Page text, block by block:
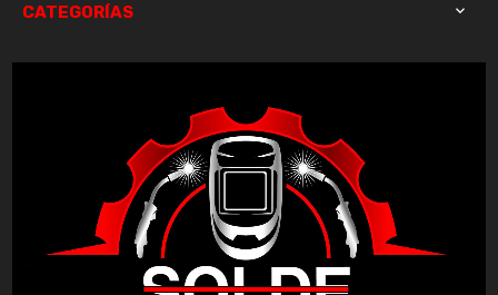
CATEGORÍAS 